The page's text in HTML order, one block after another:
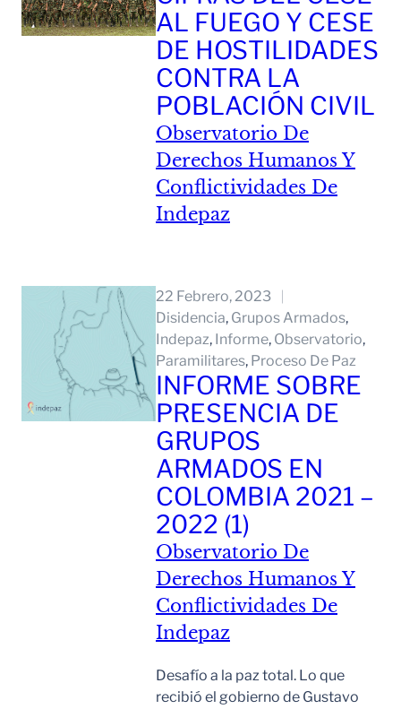
AL FUEGO Y CESE
DE HOSTILIDADES
CONTRA LA
POBLACIÓN CIVIL
Observatorio De
Derechos Humanos Y
Conflictividades De
Indepaz
22 Febrero, 2023
Disidencia, Grupos Armados
Indepaz, Informe, Observatorio
Paramilitares, Proceso De Paz
INFORME SOBRE
PRESENCIA DE
GRUPOS
ARMADOS EN
COLOMBIA 2021 –
2022 (1)
Observatorio De
Derechos Humanos Y
Conflictividades De
Indepaz
Desafío a la paz total. Lo que
recibió el gobierno de Gustavo